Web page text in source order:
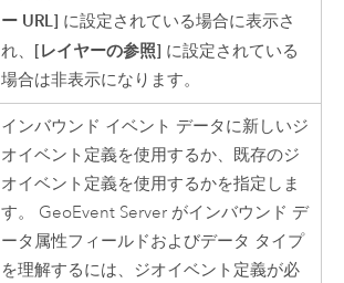
ー URL] に設定されている場合に表示さ
れ、 [レイヤーの参照] に設定されている
場合は非表示になります。
インバウンド イベント データに新しいジ
オイベント定義を使用するか、既存のジ
オイベント定義を使用するかを指定しま
す。 GeoEvent Server がインバウンド デ
ータ属性フィールドおよびデータ タイプ
を理解するには、ジオイベント定義が必